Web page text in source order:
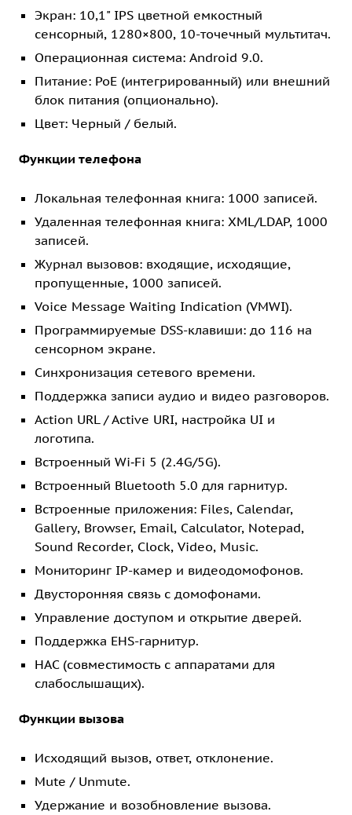
Экран: 10,1" IPS цветной емкостный
сенсорный, 1280×800, 10-точечный мультитач.
Операционная система: Android 9.0.
Питание: PoE (интегрированный) или внешний
блок питания (опционально).
Цвет: Черный / белый.
Функции телефона
Локальная телефонная книга: 1000 записей.
Удаленная телефонная книга: XML/LDAP, 1000
записей.
Журнал вызовов: входящие, исходящие,
пропущенные, 1000 записей.
Voice Message Waiting Indication (VMWI).
Программируемые DSS-клавиши: до 116 на
сенсорном экране.
Синхронизация сетевого времени.
Поддержка записи аудио и видео разговоров.
Action URL / Active URI, настройка UI и
логотипа.
Встроенный Wi‑Fi 5 (2.4G/5G).
Встроенный Bluetooth 5.0 для гарнитур.
Встроенные приложения: Files, Calendar,
Gallery, Browser, Email, Calculator, Notepad,
Sound Recorder, Clock, Video, Music.
Мониторинг IP-камер и видеодомофонов.
Двусторонняя связь с домофонами.
Управление доступом и открытие дверей.
Поддержка EHS-гарнитур.
HAC (совместимость с аппаратами для
слабослышащих).
Функции вызова
Исходящий вызов, ответ, отклонение.
Mute / Unmute.
Удержание и возобновление вызова.